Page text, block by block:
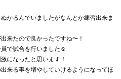
かるんでいましたがなんとか練習出来ま
来たので良かったですね〜！
で試合を行いました☺️
になったと思います！
来る事を増やしていけるようになってほ